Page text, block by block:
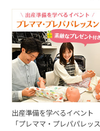
出産準備を学べるイベント
「プレママ・プレパパレッス